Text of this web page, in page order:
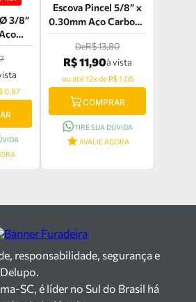
3/8”
(10
0,87
Escova Pincel 5/8” x
0.30mm Aço Carbono
com Haste Pequi -
509162
DeR$ 13,80
R$ 11,90à vista
ou até 12x de R$ 1,05
COMPRAR
TIRE SUA DÚVIDA
AVALIE AGORA
responsabilidade, segurança e
SC, é líder no Sul do Brasil há